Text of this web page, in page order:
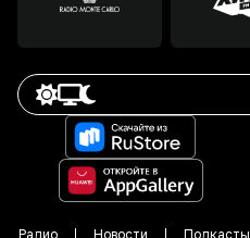
Радио Новости Подкасты